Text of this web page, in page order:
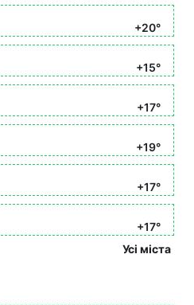
+20°
+15°
+17°
+19°
+17°
+17°
Усі міста